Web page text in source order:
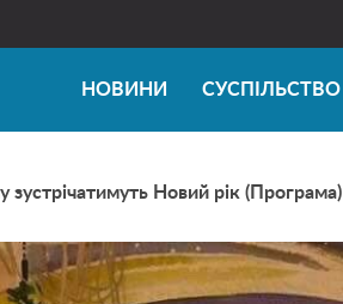
НОВИНИ СУСПІЛЬСТВО
зустрічатимуть Новий рік (Програма)